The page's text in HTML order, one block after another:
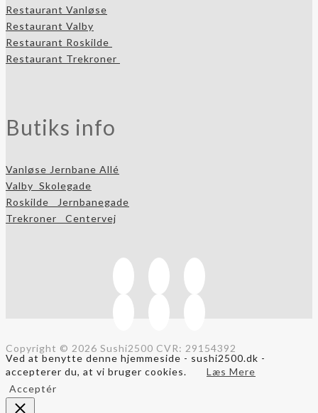
Restaurant Vanløse
Restaurant Valby
Restaurant Roskilde
Restaurant Trekroner
Butiks info
Vanløse Jernbane Allé
Valby Skolegade
Roskilde
Jernbanegade
Trekroner
Centervej
Copyright © 2026 Sushi2500 CVR: 29154392
Ved at benytte denne hjemmeside - sushi2500.dk -
accepterer du, at vi bruger cookies.
Læs Mere
Acceptér